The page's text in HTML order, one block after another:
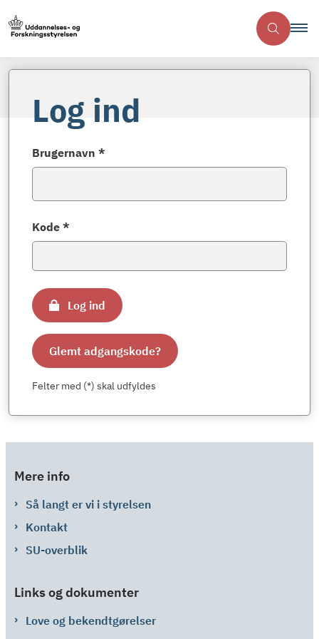
Log ind
Brugernavn *
Kode *
Log ind
Glemt adgangskode?
Felter med (*) skal udfyldes
Mere info
Så langt er vi i styrelsen
Kontakt
SU-overblik
Links og dokumenter
Love og bekendtgørelser